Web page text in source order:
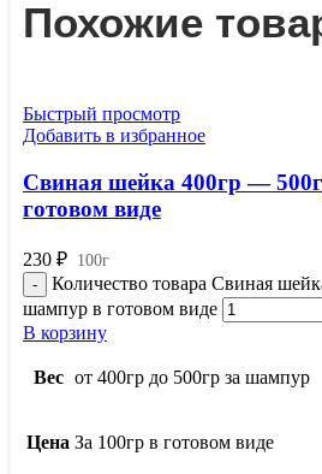
Похожие
Быстрый просмотр
Добавить в избранное
Свиная шейка 400гр —
готовом виде
230 ₽ 100г
Количество товара Свиная
шампур в готовом виде
В корзину
Вес от 400гр до 500гр за шампур
Цена За 100гр в готовом виде